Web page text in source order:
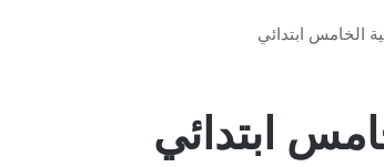
الخامس ابتدائي
ابتدائي